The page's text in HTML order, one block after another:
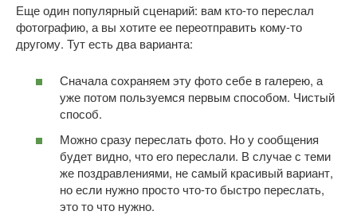
Еще один популярный сценарий: вам кто-то переслал
фотографию, а вы хотите ее переотправить кому-то
другому. Тут есть два варианта:
Сначала сохраняем эту фото себе в галерею, а
уже потом пользуемся первым способом. Чистый
способ.
Можно сразу переслать фото. Но у сообщения
будет видно, что его переслали. В случае с теми
же поздравлениями, не самый красивый вариант,
но если нужно просто что-то быстро переслать,
это то что нужно.